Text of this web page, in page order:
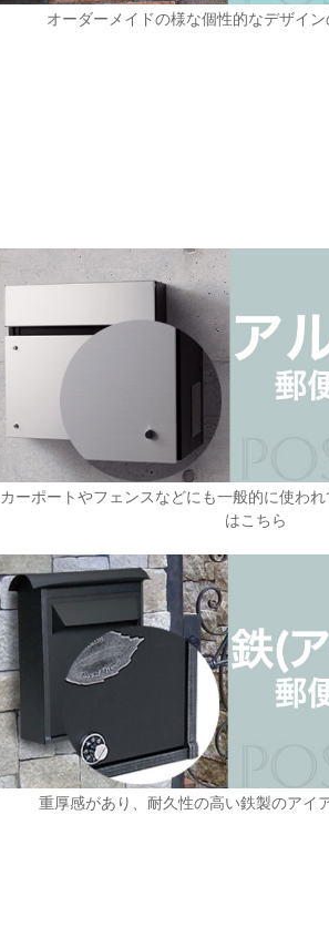
オーダーメイドの様な個性的なデザイ
カーポートやフェンスなどにも一般的に使わ
はこちら
重厚感があり、耐久性の高い鉄製のアイ